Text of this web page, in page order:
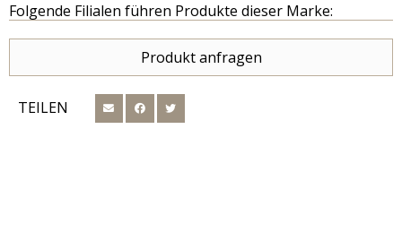
Folgende Filialen führen Produkte dieser Marke:
Produkt anfragen
TEILEN